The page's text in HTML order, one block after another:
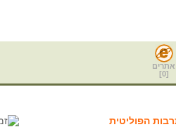
אתרים
[
0
]
הפוליטית